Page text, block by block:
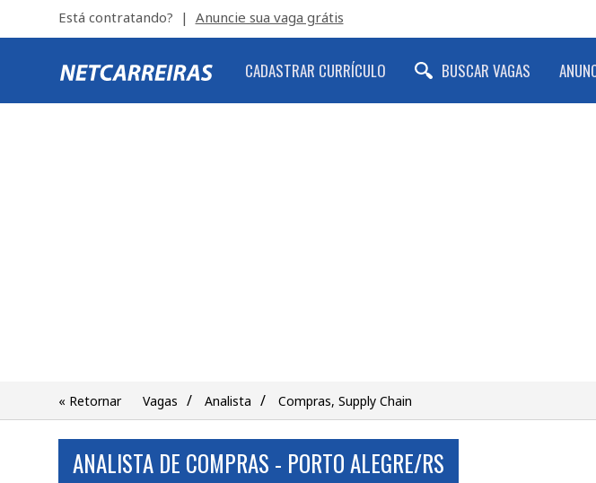
Está contratando? | Anuncie sua vaga grátis
CADASTRAR CURRÍCULO BUSCAR VAGAS
« Retornar Vagas / Analista / Compras, Supply Chain
ANALISTA DE COMPRAS - PORTO ALEGRE/RS